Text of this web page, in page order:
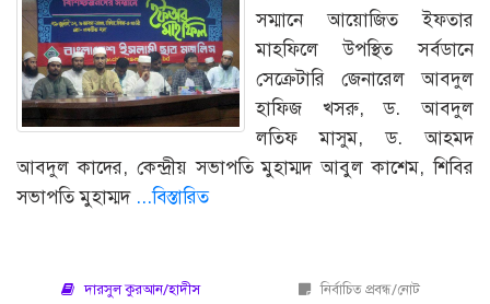
সম্মানে আয়োজিত ইফতার
মাহফিলে উপস্থিত সর্বডানে
সেক্রেটারি জেনারেল আবদুল
হাফিজ খসরু, ড. আবদুল
লতিফ মাসুম, ড. আহমদ
আবদুল কাদের, কেন্দ্রীয় সভাপতি মুহাম্মদ আবুল কাশেম, শিবির
সভাপতি মুহাম্মদ ...বিস্তারিত
দারসুল কুরআন/হাদীস নির্বাচিত প্রবন্ধ/নোট